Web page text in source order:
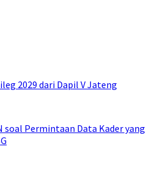
2029 dari Dapil V Jateng
soal Permintaan Data Kader yang